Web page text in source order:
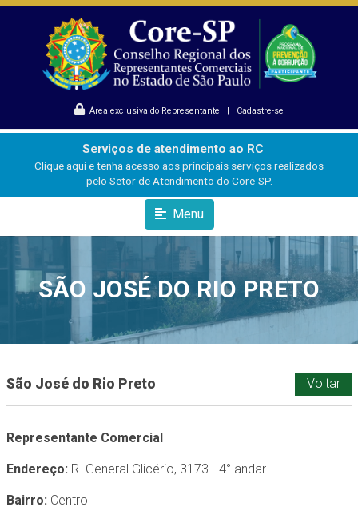
Área exclusiva do Representante | Cadastre-se
Serviços de atendimento ao RC
Clique aqui e tenha acesso aos principais serviços realizados
pelo Setor de Atendimento do Core-SP.
Menu
SÃO JOSÉ DO RIO PRETO
São José do Rio Preto Voltar
Representante Comercial
Endereço: R. General Glicério, 3173 - 4° andar
Bairro: Centro